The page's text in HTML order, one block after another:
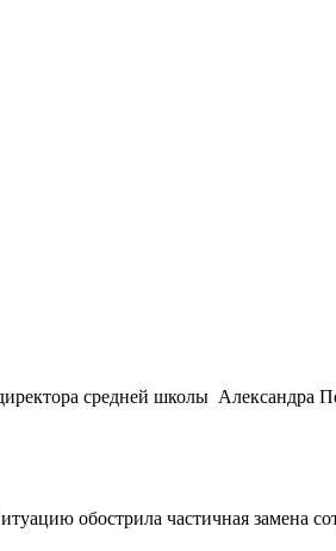
средней школы Александра
обострила частичная замена